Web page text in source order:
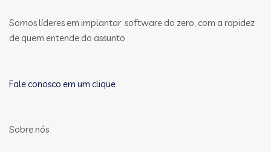
Somos líderes em implantar software do zero, com a rapidez
de quem entende do assunto
Fale conosco em um clique
Sobre nós